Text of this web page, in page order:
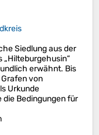
Siedlung aus der
„Hilteburgehusin“
erwähnt. Bis
von
Urkunde
Bedingungen für